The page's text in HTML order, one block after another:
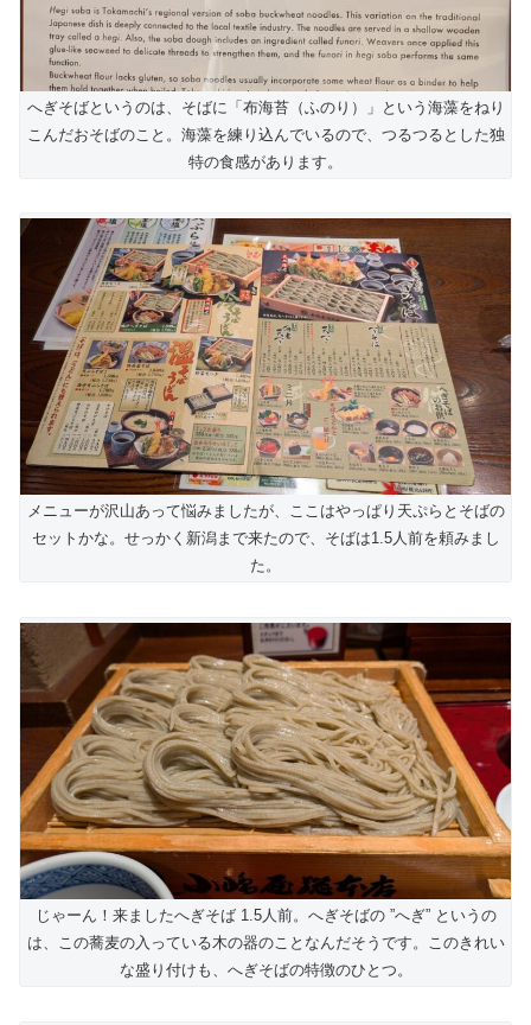
へぎそばというのは、そばに「布海苔（ふのり）」という海藻をねり
こんだおそばのこと。海藻を練り込んでいるので、つるつるとした独
特の食感があります。
メニューが沢山あって悩みましたが、ここはやっぱり天ぷらとそばの
セットかな。せっかく新潟まで来たので、そばは1.5人前を頼みまし
た。
じゃーん！来ましたへぎそば 1.5人前。へぎそばの ”へぎ” というの
は、この蕎麦の入っている木の器のことなんだそうです。このきれい
な盛り付けも、へぎそばの特徴のひとつ。